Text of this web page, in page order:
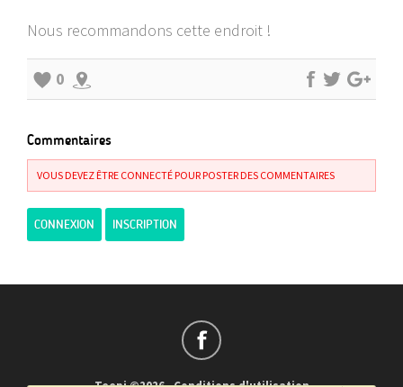
Nous recommandons cette endroit !
0
Commentaires
VOUS DEVEZ ÊTRE CONNECTÉ POUR POSTER DES COMMENTAIRES
CONNEXION INSCRIPTION